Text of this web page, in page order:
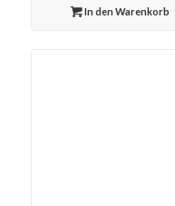
war:
ist:
In den Warenkorb